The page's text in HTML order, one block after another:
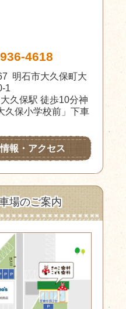
4618
明石市大久保町大
1
久保駅 徒歩10分神
久保小学校前」下車
報・アクセス
場のご案内